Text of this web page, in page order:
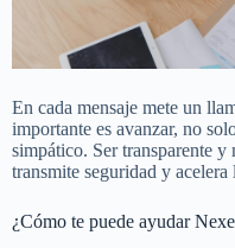
En cada mensaje mete un
importante es avanzar, no
simpático. Ser transparente
transmite seguridad y
¿Cómo te puede ayudar